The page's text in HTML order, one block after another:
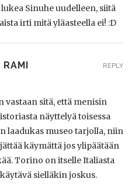
Sinuhe uudelleen, siitä
irti mitä yläasteella ei! :D
vastaan sitä, että menisin
näyttelyä toisessa
laadukas museo tarjolla, niin
käymättä jos ylipäätään
Torino on itselle Italiasta
sielläkin joskus.
REPLY